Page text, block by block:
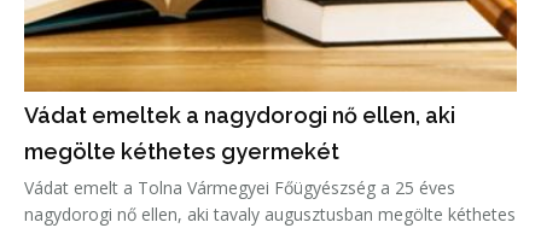
Vádat emeltek a nagydorogi nő ellen, aki
megölte kéthetes gyermekét
Vádat emelt a Tolna Vármegyei Főügyészség a 25 éves
nagydorogi nő ellen, aki tavaly augusztusban megölte kéthetes